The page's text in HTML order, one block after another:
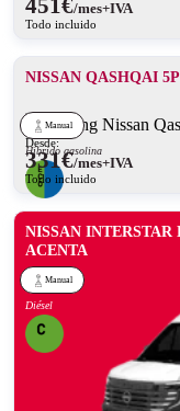
451€/mes+IVA
Todo incluido
NISSAN QASHQAI
Manual
Híbrido gasolina
Desde:
331€/mes+IVA
Todo incluido
NISSAN INTERSTAR
ACENTA
Manual
Diésel